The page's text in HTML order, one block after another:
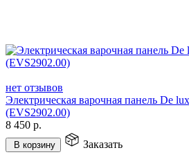
нет отзывов
Электрическая варочная панель De
(EVS2902.00)
8 450 р.
В корзину Заказать